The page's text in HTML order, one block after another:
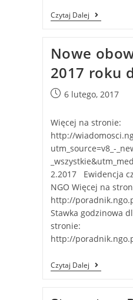
Czytaj Dalej
Nowe
2017 roku
6 lutego, 2017
Więcej na stronie:
http://
utm_source=v8_-
2.2017 Ewidencja
NGO Więcej na
http://
Stawka godzinowa
stronie:
http://
Czytaj Dalej